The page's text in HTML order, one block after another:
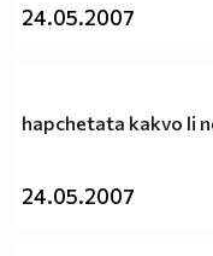
24.05.2007
hapchetata kakvo li
24.05.2007